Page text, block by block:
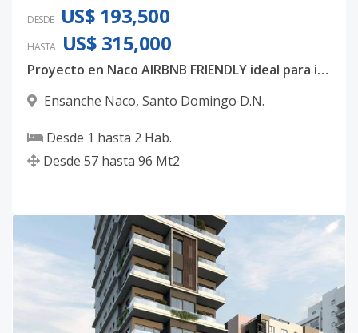
DESDE US$ 193,500
HASTA US$ 315,000
Proyecto en Naco AIRBNB FRIENDLY ideal para inversión.
Ensanche Naco, Santo Domingo D.N.
Desde 1 hasta 2 Hab.
Desde 57 hasta 96 Mt2